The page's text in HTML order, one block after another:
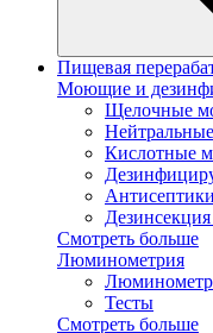
Пищевая
Моющие и
Щелочные
Кислотные
Антисептики
Смотреть больше
Люминометрия
Тесты
Смотреть больше